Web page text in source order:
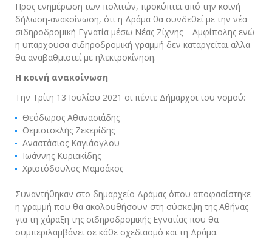
Προς ενημέρωση των πολιτών, προκύπτει από την κοινή
δήλωση-ανακοίνωση, ότι η Δράμα θα συνδεθεί με την νέα
σιδηροδρομική Εγνατία μέσω Νέας Ζίχνης – Αμφίπολης ενώ
η υπάρχουσα σιδηροδρομική γραμμή δεν καταργείται αλλά
θα αναβαθμιστεί με ηλεκτροκίνηση.
Η κοινή ανακοίνωση
Την Τρίτη 13 Ιουλίου 2021 οι πέντε Δήμαρχοι του νομού:
Θεόδωρος Αθανασιάδης
Θεμιστοκλής Zεκερίδης
Αναστάσιος Καγιάογλου
Ιωάννης Κυριακίδης
Χριστόδουλος Μαμσάκος
Συναντήθηκαν στο δημαρχείο Δράμας όπου αποφασίστηκε
η γραμμή που θα ακολουθήσουν στη σύσκεψη της Αθήνας
για τη χάραξη της σιδηροδρομικής Εγνατίας που θα
συμπεριλαμβάνει σε κάθε σχεδιασμό και τη Δράμα.